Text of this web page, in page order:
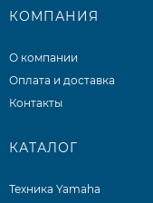
КОМПАНИЯ
О компании
Оплата и доставка
Контакты
КАТАЛОГ
Техника Yamaha